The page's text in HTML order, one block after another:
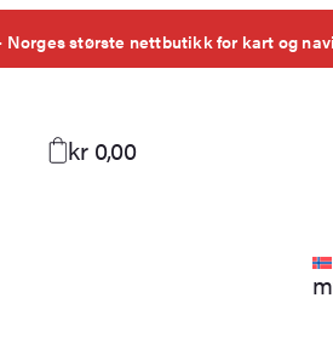
Norges største nettbutikk for kart og
kr 0,00